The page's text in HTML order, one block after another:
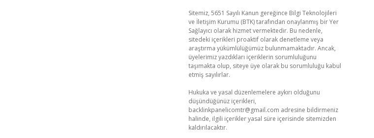
Sitemiz, 5651 Sayılı Kanun gereğince Bilgi Teknolojileri
ve İletişim Kurumu (BTK) tarafından onaylanmış bir Yer
Sağlayıcı olarak hizmet vermektedir. Bu nedenle,
sitedeki içerikleri proaktif olarak denetleme veya
araştırma yükümlülüğümüz bulunmamaktadır. Ancak,
üyelerimiz yazdıkları içeriklerin sorumluluğunu
taşımakta olup, siteye üye olarak bu sorumluluğu kabul
etmiş sayılırlar.
Hukuka ve yasal düzenlemelere aykırı olduğunu
düşündüğünüz içerikleri,
backlinkpanelicomtr@gmail.com adresine bildirmeniz
halinde, ilgili içerikler yasal süre içerisinde sitemizden
kaldırılacaktır.